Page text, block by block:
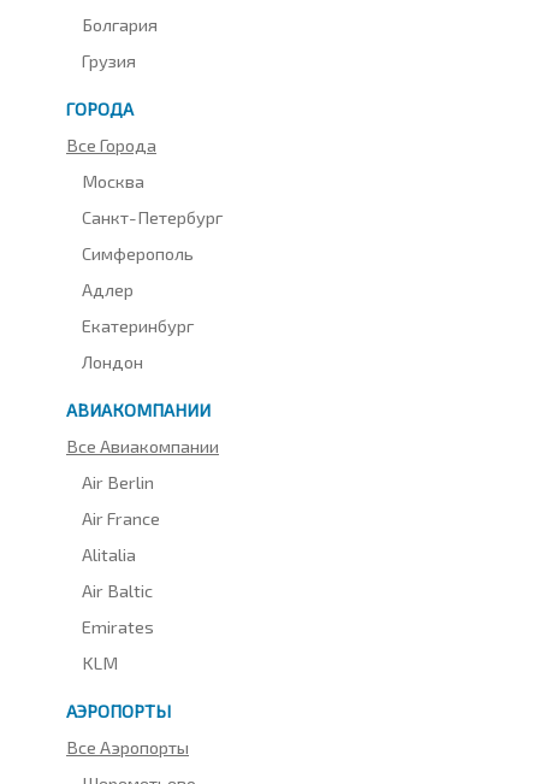
Болгария
Грузия
ГОРОДА
Все Города
Москва
Санкт-Петербург
Симферополь
Адлер
Екатеринбург
Лондон
АВИАКОМПАНИИ
Все Авиакомпании
Air Berlin
Air France
Alitalia
Air Baltic
Emirates
KLM
АЭРОПОРТЫ
Все Аэропорты